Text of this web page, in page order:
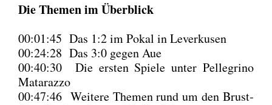
Die The­men im Über­blick
00:01:45 Das 1:2 im Pokal in Lever­ku­sen
00:24:28 Das 3:0 gegen Aue
00:40:30 Die ers­ten Spie­le unter Pel­le­gri­no
Mat­a­raz­zo
00:47:46 Wei­te­re The­men rund um den Brust­